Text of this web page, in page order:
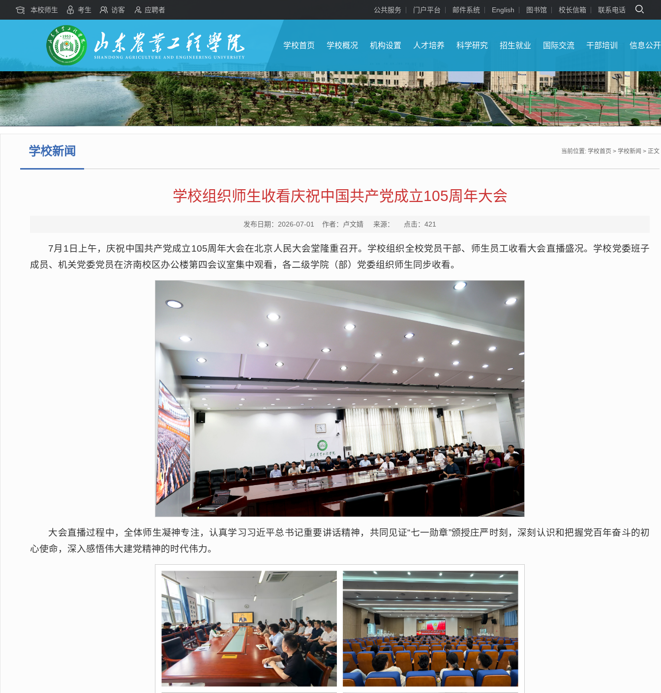
本校师生 考生 访客 应聘者 公共服务 门户平台 邮件系统 English 图书馆 校长信箱 联系电话
学校首页 学校概况 机构设置 人才培养 科学研究 招生就业 国际交流 干部培训 信息公开
学校新闻 当前位置: 学校首页 > 学校新闻 > 正文
学校组织师生收看庆祝中国共产党成立105周年大会
发布日期：2026-07-01 作者：卢文婧 来源： 点击： 421
7月1日上午，庆祝中国共产党成立105周年大会在北京人民大会堂隆重召开。学校组织全校党员干部、师生员工收看大会直播盛况。学校党委班子
成员、机关党委党员在济南校区办公楼第四会议室集中观看，各二级学院（部）党委组织师生同步收看。
大会直播过程中，全体师生凝神专注，认真学习习近平总书记重要讲话精神，共同见证“七一勋章”颁授庄严时刻，深刻认识和把握党百年奋斗的初
心使命，深入感悟伟大建党精神的时代伟力。